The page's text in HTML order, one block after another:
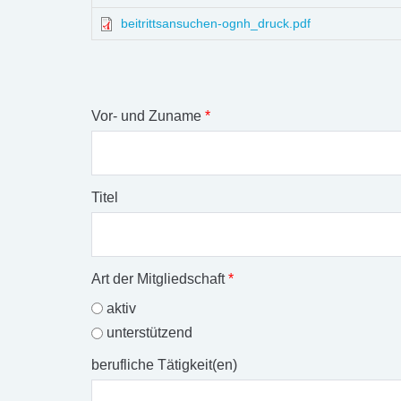
beitrittsansuchen-ognh_druck.pdf
Vor- und Zuname *
Titel
Art der Mitgliedschaft*
aktiv
unterstützend
berufliche Tätigkeit(en)